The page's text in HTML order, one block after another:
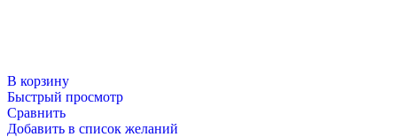
В корзину
Быстрый просмотр
Сравнить
Добавить в список желаний